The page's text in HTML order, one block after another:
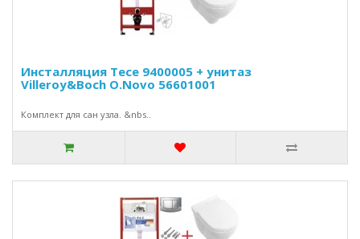
Инсталляция Tece 9400005 + унитаз
Villeroy&Boch O.Novo 56601001
Комплект для сан узла. &nbs..